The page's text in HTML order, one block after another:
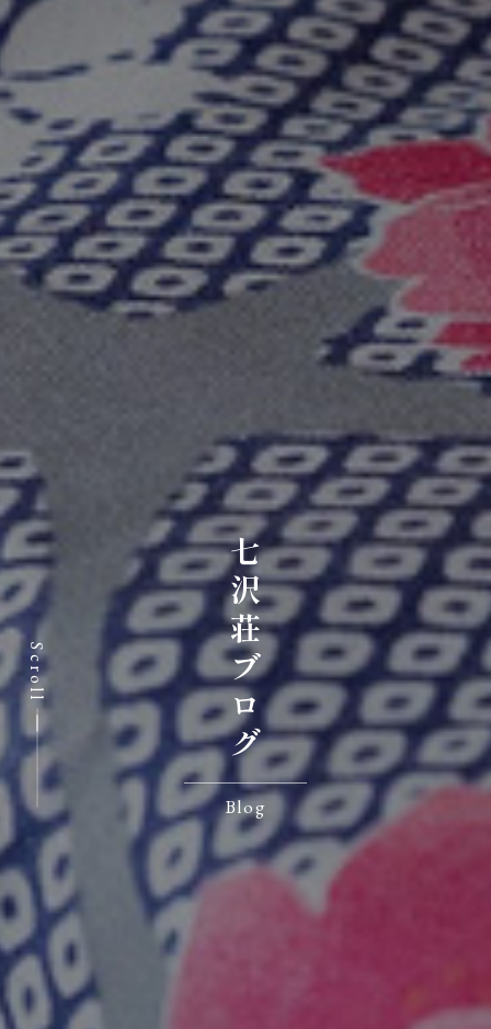
七沢荘ブログ
Blog
Scroll